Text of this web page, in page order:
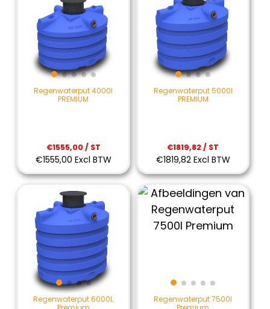
Regenwaterput 4000l
PREMIUM
€1555,00 / ST
€1555,00 Excl BTW
Regenwaterput 5000l
PREMIUM
€1819,82 / ST
€1819,82 Excl BTW
Regenwaterput 6000L
Regenwaterput 7500l